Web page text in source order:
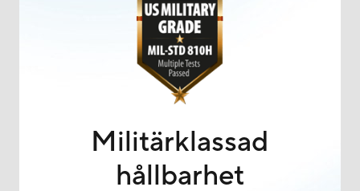
Militärklassad
hållbarhet